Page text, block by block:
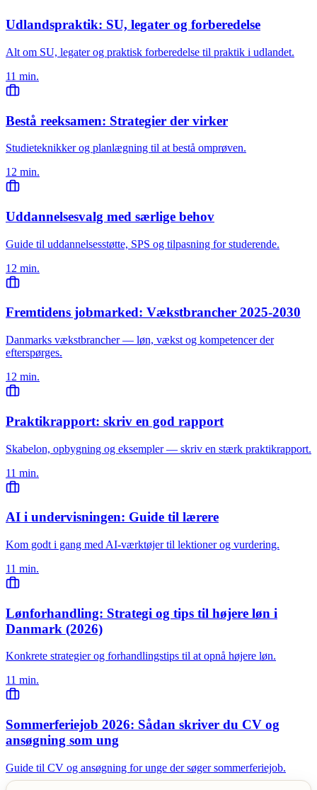
Udlandspraktik: SU, legater og forberedelse
Alt om SU, legater og praktisk forberedelse til praktik i udlandet.
11 min.
Bestå reeksamen: Strategier der virker
Studieteknikker og planlægning til at bestå omprøven.
12 min.
Uddannelsesvalg med særlige behov
Guide til uddannelsesstøtte, SPS og tilpasning for studerende.
12 min.
Fremtidens jobmarked: Vækstbrancher 2025-2030
Danmarks vækstbrancher — løn, vækst og kompetencer der
efterspørges.
12 min.
Praktikrapport: skriv en god rapport
Skabelon, opbygning og eksempler — skriv en stærk praktikrapport.
11 min.
AI i undervisningen: Guide til lærere
Kom godt i gang med AI-værktøjer til lektioner og vurdering.
11 min.
Lønforhandling: Strategi og tips til højere løn i
Danmark (2026)
Konkrete strategier og forhandlingstips til at opnå højere løn.
11 min.
Sommerferiejob 2026: Sådan skriver du CV og
ansøgning som ung
Guide til CV og ansøgning for unge der søger sommerferiejob.